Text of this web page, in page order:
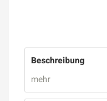
Beschreibung
mehr